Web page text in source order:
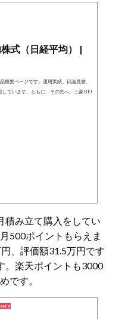
式（日経平均） |
概要ページです。運用実績、目論見書、
ています。ともに、その先へ。三菱UFJ
積み立て購入をしてい
500ポイントもらえま
、評価額31.5万円です
。楽天ポイントも3000
です。